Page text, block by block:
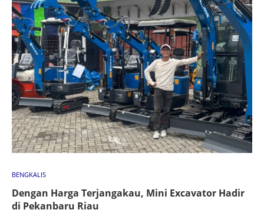
BENGKALIS
Dengan Harga Terjangakau, Mini Excavator Hadir
di Pekanbaru Riau